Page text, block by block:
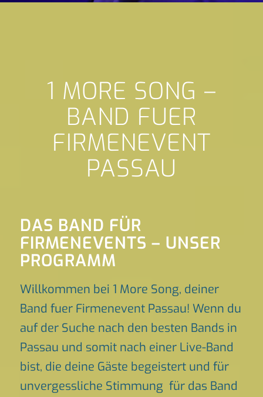
1 MORE SONG –
BAND FUER
FIRMENEVENT
PASSAU
DAS BAND FÜR
FIRMENEVENTS – UNSER
PROGRAMM
Willkommen bei 1 More Song, deiner
Band fuer Firmenevent Passau! Wenn du
auf der Suche nach den besten Bands in
Passau und somit nach einer Live-Band
bist, die deine Gäste begeistert und für
unvergessliche Stimmung für das Band